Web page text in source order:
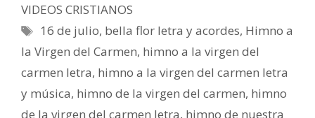
VIDEOS CRISTIANOS
Etiquetas
16 de julio, bella flor letra y acordes, Himno a
la Virgen del Carmen, himno a la virgen del
carmen letra, himno a la virgen del carmen letra
y música, himno de la virgen del carmen, himno
de la virgen del carmen letra, himno de nuestra